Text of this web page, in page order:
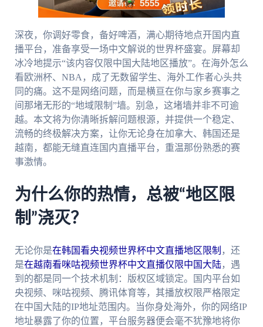
深夜，你调好零食，备好啤酒，满心期待地点开国内直
播平台，准备享受一场中文解说的世界杯盛宴。屏幕却
冰冷地提示“该内容仅限中国大陆地区播放”。在海外怎么
看欧洲杯、NBA，成了无数留学生、海外工作者心头共
同的痛。这不是网络问题，而是横亘在你与家乡赛事之
间那堵无形的“地域限制”墙。别急，这堵墙并非不可逾
越。本文将为你清晰拆解问题根源，并提供一个稳定、
流畅的终极解决方案，让你无论身在加拿大、韩国还是
越南，都能无缝直连国内直播平台，重温那份熟悉的赛
事激情。
为什么你的热情，总被“地区限
制”浇灭？
无论你是在韩国看央视频世界杯中文直播地区限制 ，还
是在越南看咪咕视频世界杯中文直播仅限中国大陆，遇
到的都是同一个技术机制：版权区域锁定。国内平台如
央视频、咪咕视频、腾讯体育等，其播放权限严格限定
在中国大陆的IP地址范围内。当你身处海外，你的网络IP
地址暴露了你的位置，平台服务器便会毫不犹豫地将你